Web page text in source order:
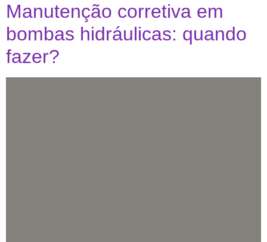
Manutenção corretiva em
bombas hidráulicas: quando
fazer?